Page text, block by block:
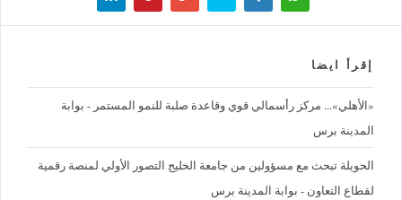
إقرأ ايضا
«الأهلي»... مركز رأسمالي قوي وقاعدة صلبة للنمو المستمر - بوابة
المدينة برس
الحويلة تبحث مع مسؤولين من جامعة الخليج التصور الأولي لمنصة رقمية
لقطاع التعاون - بوابة المدينة برس